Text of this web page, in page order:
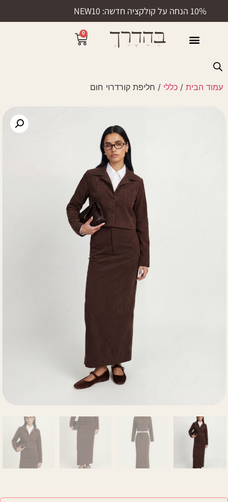
10% הנחה על קולקציה חדשה: NEW10
0
עמוד הבית / כללי / חליפת קורדרוי חום